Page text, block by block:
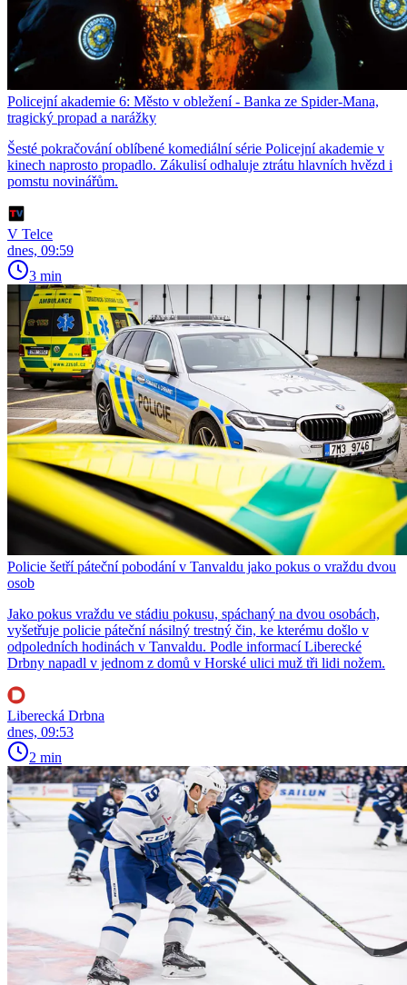
Policejní akademie 6: Město v obležení - Banka ze Spider-Mana,
tragický propad a narážky
Šesté pokračování oblíbené komediální série Policejní akademie v
kinech naprosto propadlo. Zákulisí odhaluje ztrátu hlavních hvězd i
pomstu novinářům.
V Telce
dnes, 09:59
3 min
Policie šetří páteční pobodání v Tanvaldu jako pokus o vraždu dvou
osob
Jako pokus vraždu ve stádiu pokusu, spáchaný na dvou osobách,
vyšetřuje policie páteční násilný trestný čin, ke kterému došlo v
odpoledních hodinách v Tanvaldu. Podle informací Liberecké
Drbny napadl v jednom z domů v Horské ulici muž tři lidi nožem.
Liberecká Drbna
dnes, 09:53
2 min